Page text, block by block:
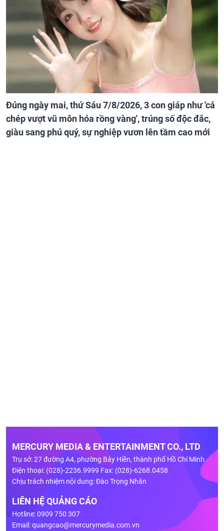
Đúng ngày mai, thứ Sáu 7/8/2026, 3 con giáp như 'cá
chép vượt vũ môn hóa rồng vàng', trúng số độc đắc,
giàu sang phú quý, sự nghiệp vươn lên tầm cao mới
MERCURY MEDIA & ENTERTAINMENT CO., LTD
Trụ sở: 27 đường A4, phường Bảy Hiền, thành phố Hồ Chí Minh
Điện thoại: (028)-2236.9999 Fax: (028)-6268.0458
Chịu trách nhiệm nội dung: Đào Trọng Nhân
LIÊN HỆ QUẢNG CÁO
Hotline: 0909 750 307
Email:quangcao@mercurymedia.com.vn